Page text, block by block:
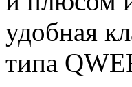
удобная
типа